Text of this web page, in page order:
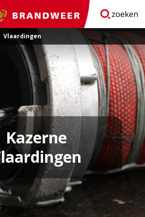
Brandweer zoeken
Vlaardingen
Kazerne